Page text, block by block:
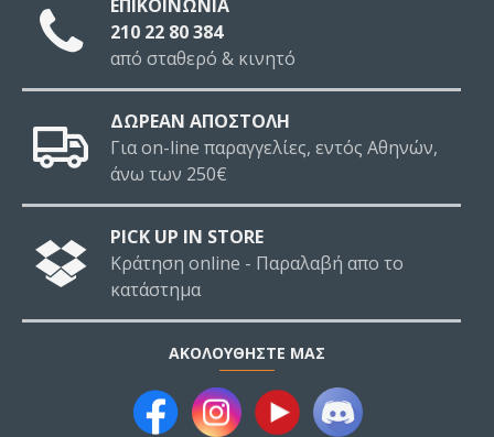
ΕΠΙΚΟΙΝΩΝΙΑ
210 22 80 384
από σταθερό & κινητό
ΔΩΡΕΑΝ ΑΠΟΣΤΟΛΗ
Για on-line παραγγελίες, εντός Αθηνών,
άνω των 250€
PICK UP IN STORE
Κράτηση online - Παραλαβή απο το
κατάστημα
ΑΚΟΛΟΥΘΉΣΤΕ ΜΑΣ